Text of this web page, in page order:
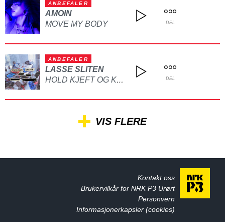
ANBEFALER
AMOIN
MOVE MY BODY
DEL
ANBEFALER
LASSE SLITEN
HOLD KJEFT OG KYSS MEG DEL
VIS FLERE
Kontakt oss
Brukervilkår for NRK P3 Urørt
Personvern
Informasjonerkapsler (cookies)